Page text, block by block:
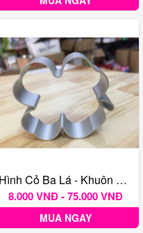
Hình Cỏ Ba Lá - Khuôn Nhấn Bánh Quy TQ
8.000 VNĐ - 75.000 VNĐ
MUA NGAY